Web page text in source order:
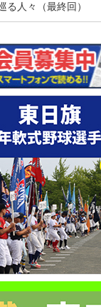
る人々（最終回）